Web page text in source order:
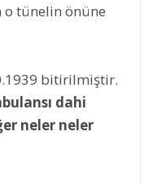
o tünelin önüne
bitirilmiştir.
dahi
neler neler